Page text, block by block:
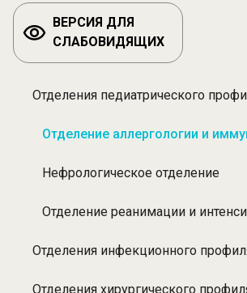
ВЕРСИЯ ДЛЯ
СЛАБОВИДЯЩИХ
Разделы:
Отделения
Отделения педиатрического
Отделение аллергологии и
Нефрологическое отделение
Отделение реанимации и
Отделения инфекционного
Отделения хирургического